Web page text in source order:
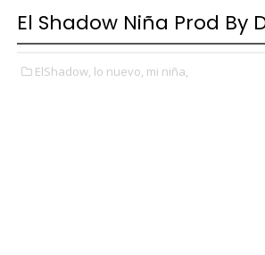
El Shadow Niña Prod By
ElShadow, lo nuevo, mi niña,